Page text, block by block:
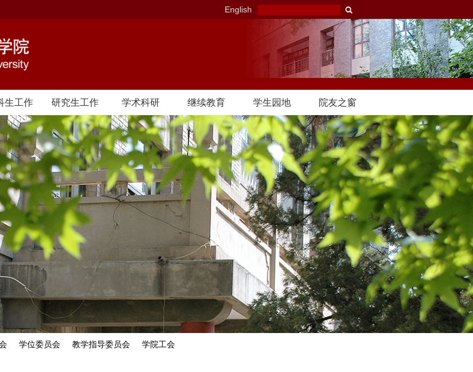
English
生工作 研究生工作 学术科研 继续教育 学生园地 院友之窗
学位委员会 教学指导委员会 学院工会